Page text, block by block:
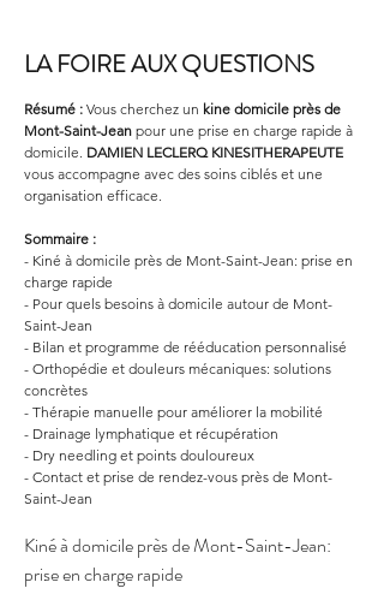
LA FOIRE AUX QUESTIONS
Résumé : Vous cherchez un kine domicile près de
Mont-Saint-Jean pour une prise en charge rapide à
domicile. DAMIEN LECLERQ KINESITHERAPEUTE
vous accompagne avec des soins ciblés et une
organisation efficace.
Sommaire :
- Kiné à domicile près de Mont-Saint-Jean: prise en
charge rapide
- Pour quels besoins à domicile autour de Mont-
Saint-Jean
- Bilan et programme de rééducation personnalisé
- Orthopédie et douleurs mécaniques: solutions
concrètes
- Thérapie manuelle pour améliorer la mobilité
- Drainage lymphatique et récupération
- Dry needling et points douloureux
- Contact et prise de rendez-vous près de Mont-
Saint-Jean
Kiné à domicile près de Mont-Saint-Jean:
prise en charge rapide